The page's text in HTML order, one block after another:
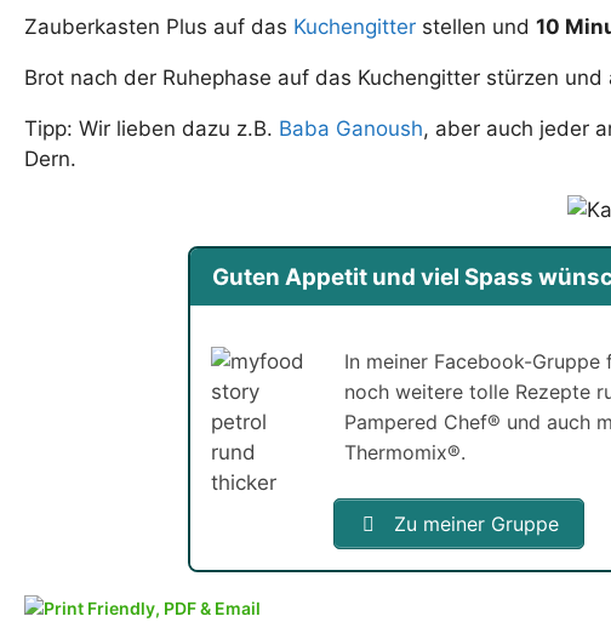
Zauberkasten Plus auf das Kuchengitter stellen und 10
Brot nach der Ruhephase auf das Kuchengitter stürzen und
Tipp: Wir lieben dazu z.B. Baba Ganoush, aber auch jeder
Dern.
Guten Appetit und viel Spass
In meiner Facebook-Gruppe
noch weitere tolle Rezepte
Pampered Chef® und auch
Thermomix®.
Zu meiner Gruppe